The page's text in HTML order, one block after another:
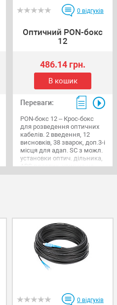
0 відгуків
Оптичний PON-бокс
12
486.14 грн.
В кошик
Переваги:
PON-бокс 12 – Крос-бокс
для розведення оптичних
кабелів. 2 введення, 12
висновків, 38 зварок, доп.3-і
місця для адап. SC з можл.
установки оптич. дільника,
ABS пластик, кришка на
0 відгуків